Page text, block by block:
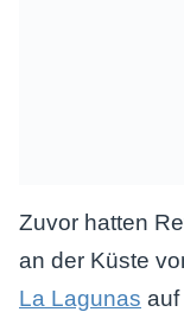
Zuvor hatten
an der Küste
La Lagunas auf